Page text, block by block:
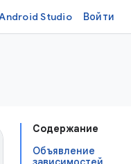
Studio Войти
Содержание
Объявление